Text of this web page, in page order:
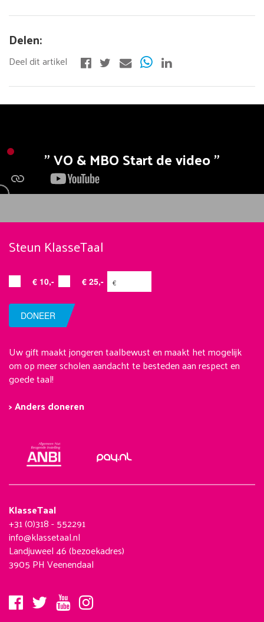
Delen:
VO & MBO Start de video
Steun KlasseTaal
€ 10,- € 25,-
DONEER
Uw gift maakt jongeren taalbewust en maakt het mogelijk
om op meer scholen aandacht te besteden aan respect en
goede taal!
> Anders doneren
KlasseTaal
+31 (0)318 - 552291
info@klassetaal.nl
Landjuweel 46 (bezoekadres)
3905 PH Veenendaal